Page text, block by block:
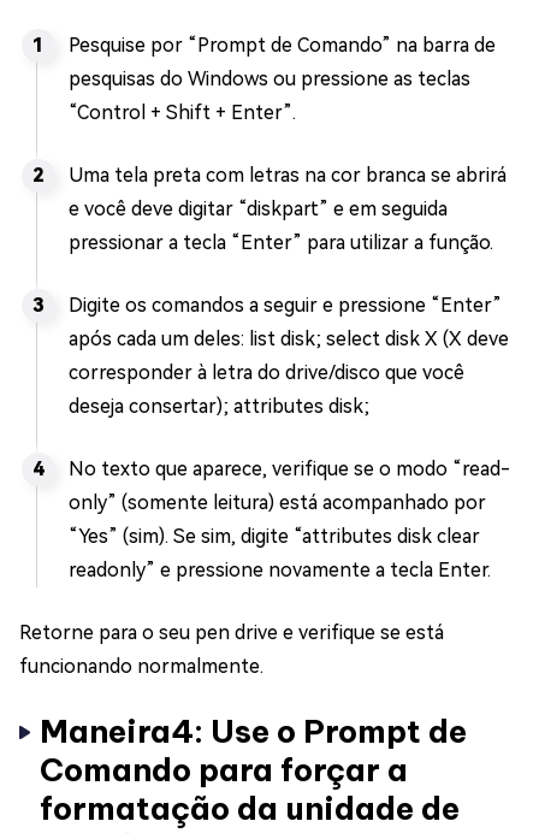
Pesquise por “Prompt de Comando” na barra de
pesquisas do Windows ou pressione as teclas
“Control + Shift + Enter”.
Uma tela preta com letras na cor branca se abrirá
e você deve digitar “diskpart” e em seguida
pressionar a tecla “Enter” para utilizar a função.
Digite os comandos a seguir e pressione “Enter”
após cada um deles: list disk; select disk X (X deve
corresponder à letra do drive/disco que você
deseja consertar); attributes disk;
No texto que aparece, verifique se o modo “read-
only” (somente leitura) está acompanhado por
“Yes” (sim). Se sim, digite “attributes disk clear
readonly” e pressione novamente a tecla Enter.
Retorne para o seu pen drive e verifique se está
funcionando normalmente.
Maneira4: Use o Prompt de
Comando para forçar a
formatação da unidade de